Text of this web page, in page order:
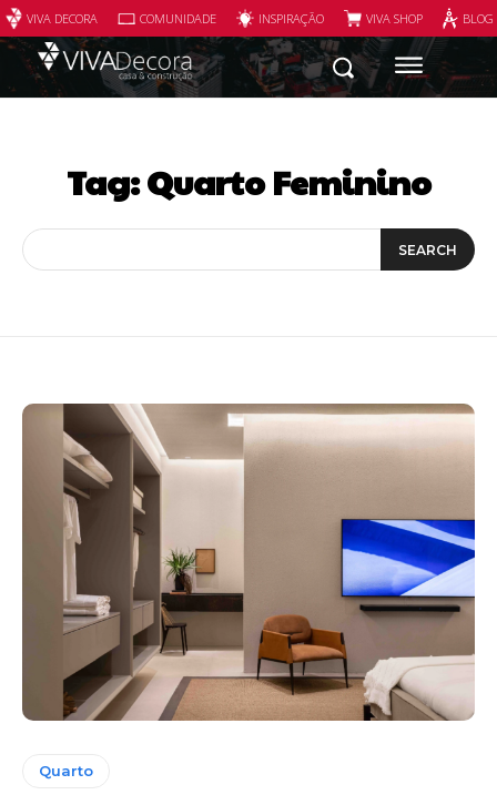
VIVA DECORA COMUNIDADE INSPIRAÇÃO VIVA SHOP
Tag:Quarto Feminino
SEARCH
Quarto